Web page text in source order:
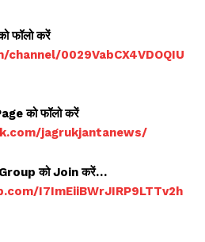
फॉलो करें
0029VabCX4VDOQIU
को फॉलो करें
jagrukjantanews/
को Join करें…
I7ImEiiBWrJIRP9LTTv2h